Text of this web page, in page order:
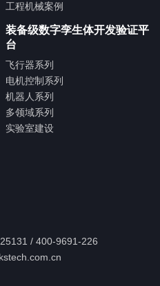
工程机械案例
装备级数字孪生体开发验证平
台
飞行器系列
电机控制系列
机器人系列
多领域系列
实验室建设
/ 400-9691-226